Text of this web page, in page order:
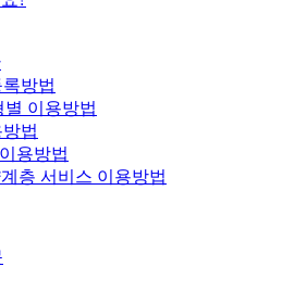
방법
별 이용방법
법
용방법
층 서비스 이용방법